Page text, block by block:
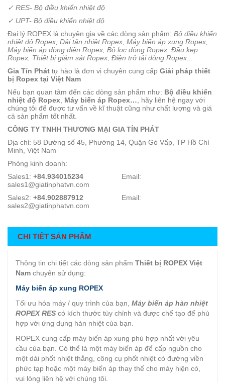
✓ RES- Bộ điều khiển nhiệt độ
✓ UPT- Bộ điều khiển nhiệt độ
Đại lý ROPEX là chuyên gia về các dòng sản phẩm: Bộ điều khiển
nhiệt độ Ropex, Dải tản nhiệt Ropex, Máy biến áp xung Ropex,
Máy biến áp dòng điện Ropex, Bộ lọc dòng Ropex, Đầu kẹp
Ropex, Thiết bị giám sát Ropex, Điện trở tải dòng Ropex...
Gia Tín Phát tự hào là đơn vị chuyên cung cấp Giải pháp thiết
bị Ropex tại Việt Nam
Nếu bạn quan tâm đến các dòng sản phẩm như: Bộ điều khiển
nhiệt độ Ropex Máy biến áp Ropex… , hãy liên hệ ngay với
chúng tôi để được tư vấn về kĩ thuật cũng như chất lượng và giá
cả sản phẩm tốt nhất.
CÔNG TY TNHH THƯƠNG MẠI GIA TÍN PHÁT
Địa chỉ: 58 Đường số 45, Phường 14, Quận Gò Vấp, TP Hồ Chí
Minh, Việt Nam
Phòng kinh doanh:
Sales1: +84.934015234 Email:
sales1@giatinphatvn.com
Sales2: +84.902887912 Email:
sales2@giatinphatvn.com
CHI TIẾT SẢN PHẨM
Thông tin chi tiết các dòng sản phẩm Thiết bị ROPEX Việt
Nam chuyên sử dụng:
Máy biến áp xung ROPEX
Tối ưu hóa máy / quy trình của bạn, Máy biến áp hàn nhiệt
ROPEX RES có kích thước tùy chỉnh và được chế tạo để phù
hợp với ứng dụng hàn nhiệt của bạn.
ROPEX cung cấp máy biến áp xung phù hợp nhất với yêu
cầu của bạn. Có thể là một máy biến áp để cấp nguồn cho
một dải phốt nhiệt thẳng, công cụ phốt nhiệt có đường viền
phức tạp hoặc một máy biến áp thay thế cho máy hiện có,
vui lòng liên hệ với chúng tôi.